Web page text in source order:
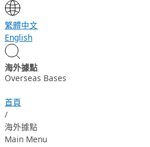
繁體中文
English
海外據點
Overseas Bases
首頁
/
海外據點
Main Menu